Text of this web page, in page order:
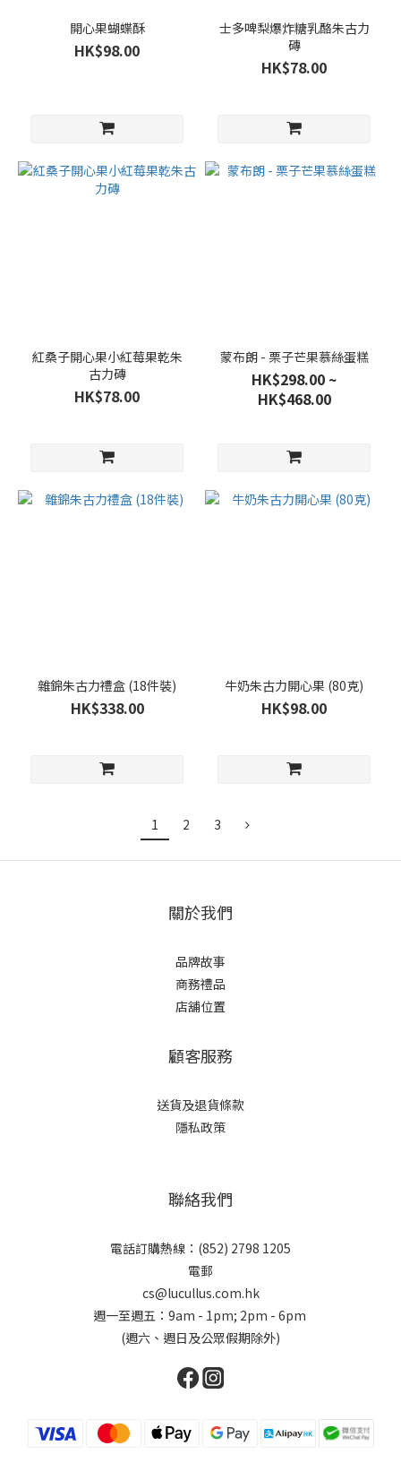
開心果蝴蝶酥
HK$98.00
士多啤梨爆炸糖乳酪朱古力
磚
HK$78.00
紅桑子開心果小紅莓果乾朱
古力磚
HK$78.00
蒙布朗 - 栗子芒果慕絲蛋糕
HK$298.00 ~
HK$468.00
雜錦朱古力禮盒 (18件裝)
HK$338.00
牛奶朱古力開心果 (80克)
HK$98.00
1 2 3
關於我們
品牌故事
商務禮品
店舖位置
顧客服務
送貨及退貨條款
隱私政策
聯絡我們
電話訂購熱線：(852) 2798 1205
電郵
cs@lucullus.com.hk
週一至週五：9am - 1pm; 2pm - 6pm
(週六、週日及公眾假期除外)